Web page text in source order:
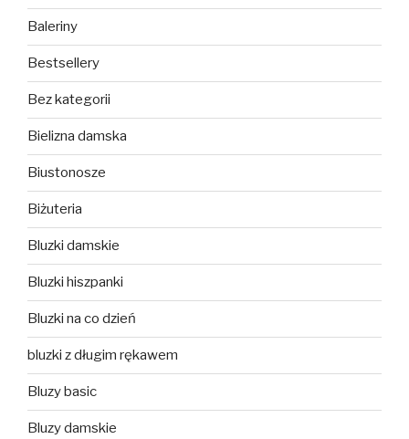
Baleriny
Bestsellery
Bez kategorii
Bielizna damska
Biustonosze
Biżuteria
Bluzki damskie
Bluzki hiszpanki
Bluzki na co dzień
bluzki z długim rękawem
Bluzy basic
Bluzy damskie